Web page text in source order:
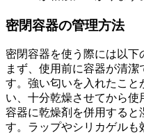
密閉容器の管理方法
密閉容器を使う際には以下
まず、使用前に容器が清
す。強い匂いを入れたこ
い、十分乾燥させてから使
容器に乾燥剤を併用すると
す。ラップやシリカゲルも